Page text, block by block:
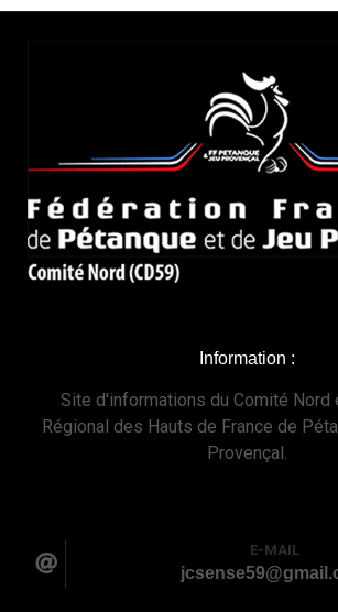
Information :
Site d'informations du Comité Nord
Régional des Hauts de France de
Provençal.
E-MAIL